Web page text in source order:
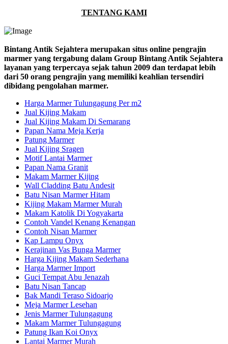
TENTANG KAMI
Bintang Antik Sejahtera merupakan situs online pengrajin
marmer yang tergabung dalam Group Bintang Antik Sejahtera
layanan yang terpercaya sejak tahun 2009 dan terdapat lebih
dari 50 orang pengrajin yang memiliki keahlian tersendiri
dibidang pengolahan marmer.
Harga Marmer Tulungagung Per m2
Jual Kijing Makam
Jual Kijing Makam Di Semarang
Papan Nama Meja Kerja
Patung Marmer
Jual Kijing Sragen
Motif Lantai Marmer
Papan Nama Granit
Makam Marmer Kijing
Wall Cladding Batu Andesit
Batu Nisan Marmer Hitam
Kijing Makam Marmer Murah
Makam Katolik Di Yogyakarta
Contoh Vandel Kenang Kenangan
Contoh Nisan Marmer
Kap Lampu Onyx
Kerajinan Vas Bunga Marmer
Harga Kijing Makam Sederhana
Harga Marmer Import
Guci Tempat Abu Jenazah
Batu Nisan Tancap
Bak Mandi Teraso Sidoarjo
Meja Marmer Lesehan
Jenis Marmer Tulungagung
Makam Marmer Tulungagung
Patung Ikan Koi Onyx
Lantai Marmer Murah